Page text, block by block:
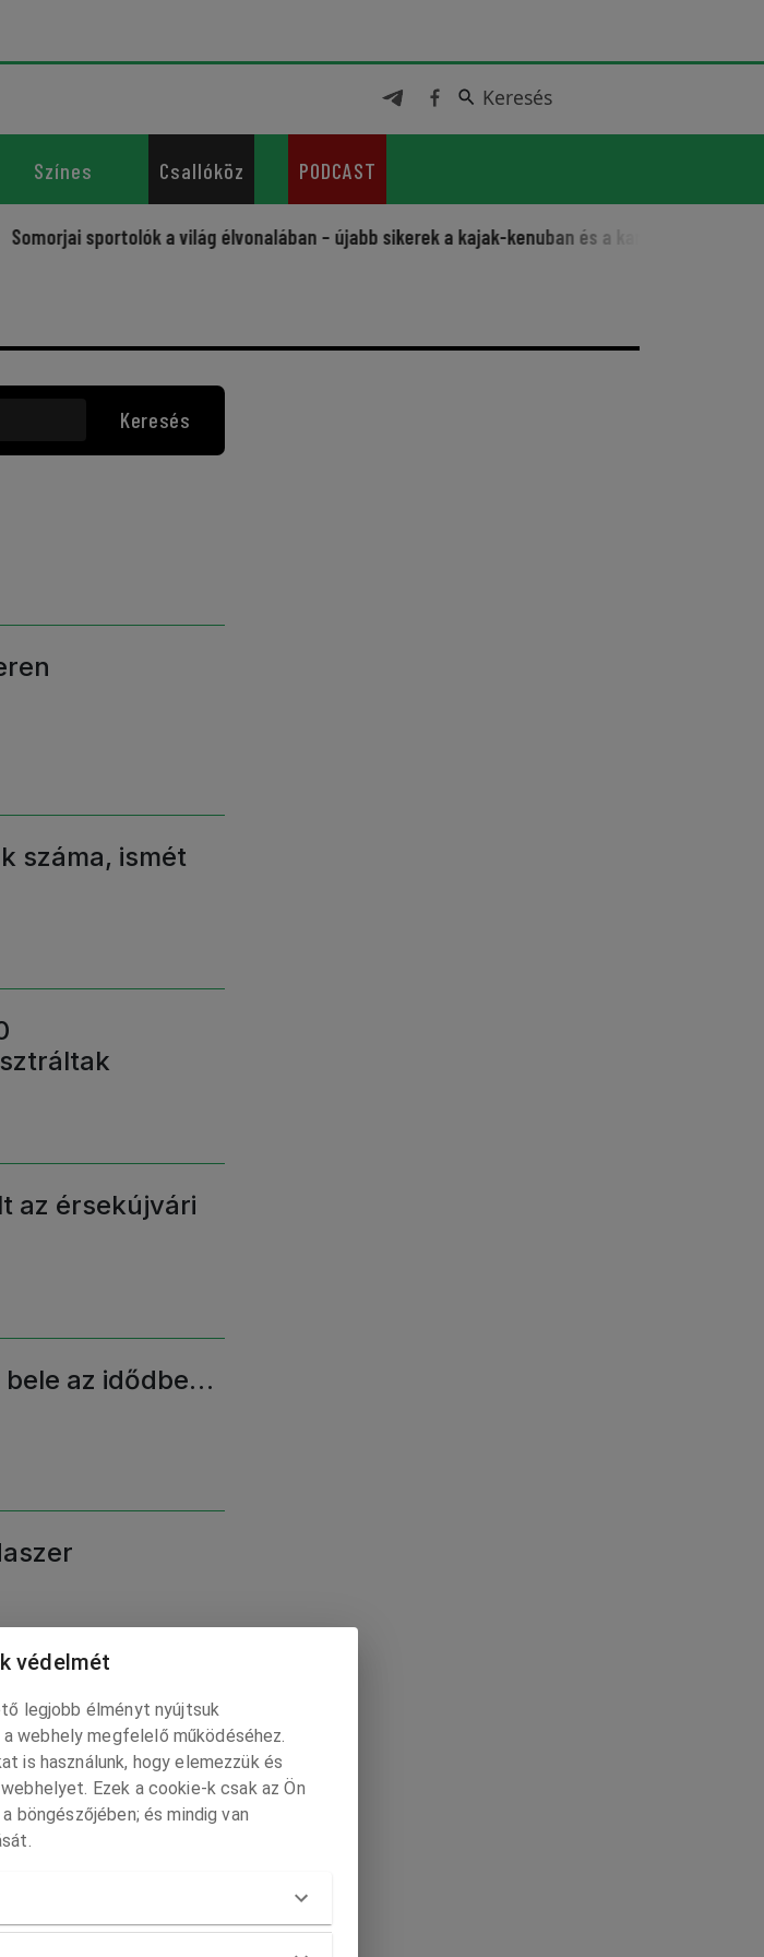
Keresés
Színes Csallóköz PODCAST
sportolók a világ élvonalában – újabb sikerek a kajak-kenuban és a karatéban
Keresés
száma, ismét
az érsekújvári
bele az idődbe…
a komáromi
védelmét
legjobb élményt nyújtsuk
webhely megfelelő működéséhez.
is használunk, hogy elemezzük és
Ezek a cookie-k csak az Ön
böngészőjében; és mindig van